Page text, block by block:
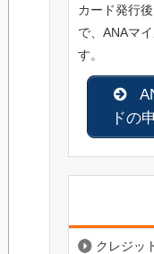
カード発行
で、ANAマ
す。
ドの
クレジッ